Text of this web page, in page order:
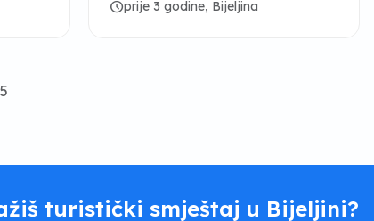
scheduleprije 3 godine, Bijeljina
turistički smještaj u Bijeljini?